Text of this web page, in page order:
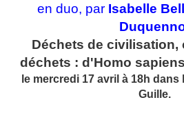
en duo, par Isabelle
Déchets de civilisation,
déchets : d'Homo
le mercredi 17 avril à 18h
Guille.